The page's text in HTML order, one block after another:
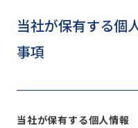
当社が保有する個
事項
当社が保有する個人情報